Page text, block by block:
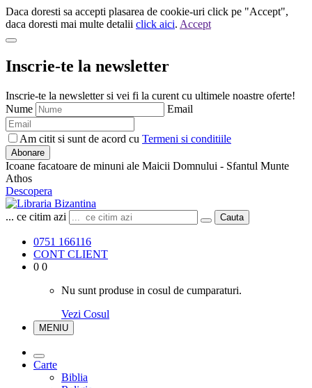
Daca doresti sa accepti plasarea de cookie-uri click pe "Accept",
daca doresti mai multe detalii click aici. Accept
Inscrie-te la newsletter
Inscrie-te la newsletter si vei fi la curent cu ultimele noastre oferte!
Nume
Email
Am citit si sunt de acord cu Termeni si conditiile
Abonare
Icoane facatoare de minuni ale Maicii Domnului - Sfantul Munte
Athos
Descopera
... ce citim azi Cauta
0751 166116
CONT CLIENT
0 0
Nu sunt produse in cosul de cumparaturi.
Vezi Cosul
MENIU
Carte
Biblia